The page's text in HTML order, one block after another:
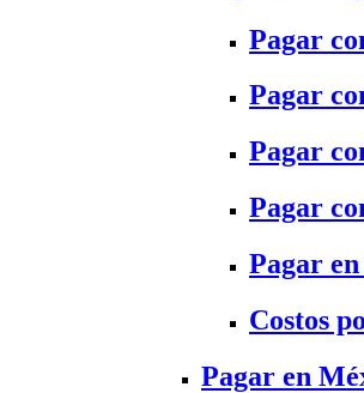
Pagar
Pagar
Pagar
Pagar
Pagar
Costos
Pagar en